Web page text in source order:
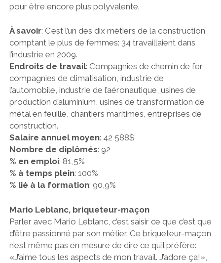
pour être encore plus polyvalente.
À savoir: C’est l’un des dix métiers de la construction
comptant le plus de femmes: 34 travaillaient dans
l’industrie en 2009.
Endroits de travail: Compagnies de chemin de fer,
compagnies de climatisation, industrie de
l’automobile, industrie de l’aéronautique, usines de
production d’aluminium, usines de transformation de
métal en feuille, chantiers maritimes, entreprises de
construction.
Salaire annuel moyen: 42 588$
Nombre de diplômés: 92
% en emploi: 81,5%
% à temps plein: 100%
% lié à la formation: 90,9%
Mario Leblanc, briqueteur-maçon
Parler avec Mario Leblanc, c’est saisir ce que c’est que
d’être passionné par son métier. Ce briqueteur-maçon
n’est même pas en mesure de dire ce qu’il préfère:
«J’aime tous les aspects de mon travail. J’adore ça!»,